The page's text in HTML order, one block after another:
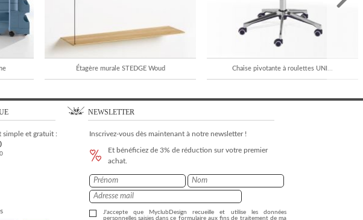
Étagère murale STEDGE Woud Chaise pivotante à roulettes UNI...
simple et gratuit :
NEWSLETTER
Inscrivez-vous dès maintenant à notre newsletter !
Et bénéficiez de 3% de réduction sur votre premier
achat.
J'accepte que MyclubDesign recueille et utilise les données
personnelles saisies dans ce formulaire aux fins de traitement de ma